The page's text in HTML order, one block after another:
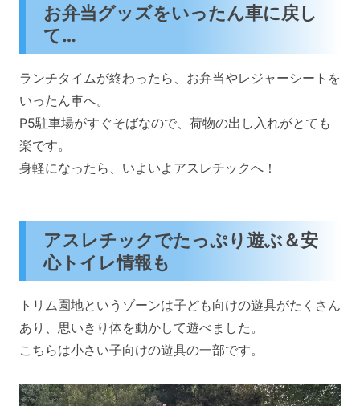
お弁当グッズをいったん車に戻し
て…
ランチタイムが終わったら、お弁当やレジャーシートを
いったん車へ。
P5駐車場がすぐそばなので、荷物の出し入れがとても
楽です。
身軽になったら、いよいよアスレチックへ！
アスレチックでたっぷり遊ぶ＆安
心トイレ情報も
トリム園地というゾーンは子ども向けの遊具がたくさん
あり、思いきり体を動かして遊べました。
こちらは小さい子向けの遊具の一部です。